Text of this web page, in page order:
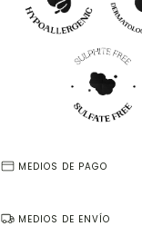
MEDIOS DE PAGO
MEDIOS DE ENVÍO